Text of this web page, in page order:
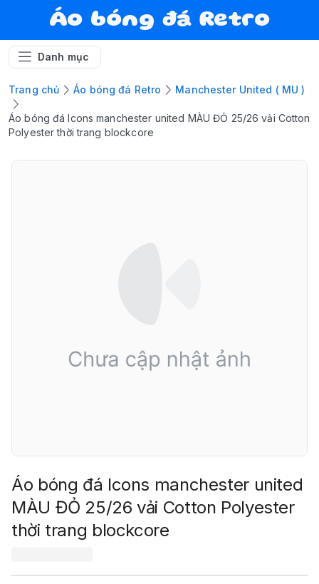
Áo bóng đá Retro
Danh mục
Trang chủ Áo bóng đá Retro Manchester United ( MU )
Áo bóng đá Icons manchester united MÀU ĐỎ 25/26 vải Cotton
Polyester thời trang blockcore
Áo bóng đá Icons manchester united
MÀU ĐỎ 25/26 vải Cotton Polyester
thời trang blockcore